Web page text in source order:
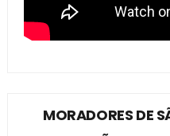
MORADORES DE